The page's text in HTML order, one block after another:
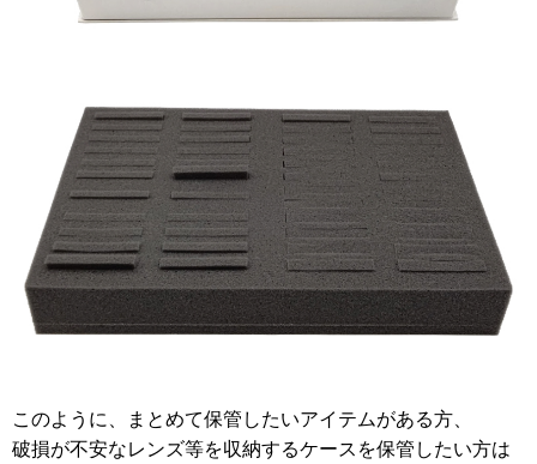
このように、まとめて保管したいアイテムがある方、
破損が不安なレンズ等を収納するケースを保管したい方は